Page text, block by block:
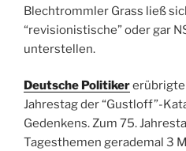
Blechtrommler Grass ließ
“revisionistische” oder gar
unterstellen.
Deutsche Politiker
Jahrestag der “Gustloff”-
Gedenkens. Zum 75.
Tagesthemen gerademal 3